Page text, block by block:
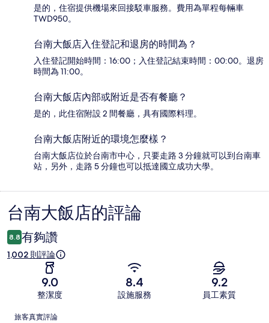
是的，住宿提供機場來回接駁車服務。費用為單程每輛車
TWD950。
台南大飯店入住登記和退房的時間為？
入住登記開始時間：16:00；入住登記結束時間：00:00。退房
時間為 11:00。
台南大飯店內部或附近是否有餐廳？
是的，此住宿附設 2 間餐廳，具有國際料理。
台南大飯店附近的環境怎麼樣？
台南大飯店位於台南市中心，只要走路 3 分鐘就可以到台南車
站，另外，走路 5 分鐘也可以抵達國立成功大學。
評
論
台南大飯店的評論
8.8 有夠讚
1,002 則評論
9.0
整潔度
8.4
設施服務
9.2
員工素質
評
旅客真實評論